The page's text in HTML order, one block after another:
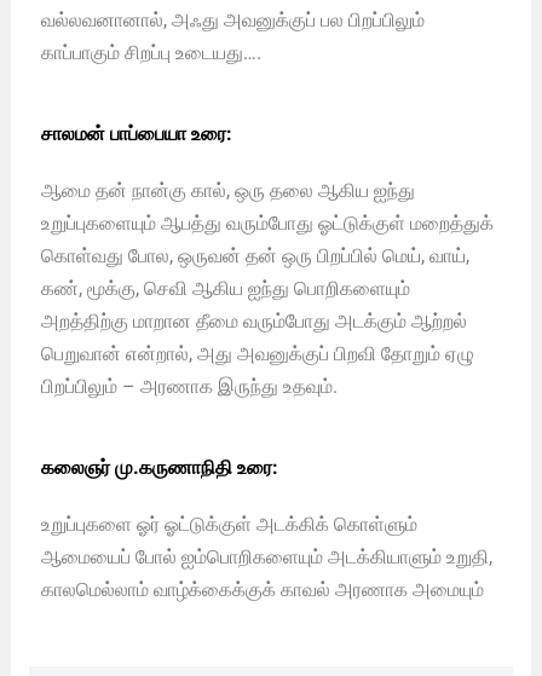
வல்லவனானால், அஃது அவனுக்குப் பல பிறப்பிலும்
காப்பாகும் சிறப்பு உடையது….
சாலமன் பாப்பையா உரை:
ஆமை தன் நான்கு கால், ஒரு தலை ஆகிய ஐந்து
உறுப்புகளையும் ஆபத்து வரும்போது ஓட்டுக்குள் மறைத்துக்
கொள்வது போல, ஒருவன் தன் ஒரு பிறப்பில் மெய், வாய்,
கண், மூக்கு, செவி ஆகிய ஐந்து பொறிகளையும்
அறத்திற்கு மாறான தீமை வரும்போது அடக்கும் ஆற்றல்
பெறுவான் என்றால், அது அவனுக்குப் பிறவி தோறும் ஏழு
பிறப்பிலும் – அரணாக இருந்து உதவும்.
கலைஞர் மு.கருணாநிதி உரை:
உறுப்புகளை ஓர் ஓட்டுக்குள் அடக்கிக் கொள்ளும்
ஆமையைப் போல் ஐம்பொறிகளையும் அடக்கியாளும் உறுதி,
காலமெல்லாம் வாழ்க்கைக்குக் காவல் அரணாக அமையும்